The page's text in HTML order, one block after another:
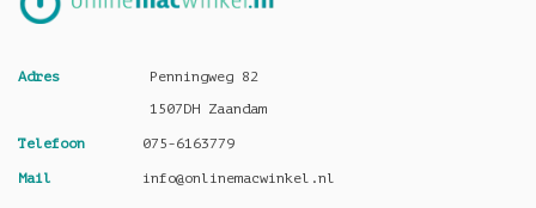
Adres
Penningweg 82
1507DH Zaandam
Telefoon 075-6163779
Mail info@onlinemacwinkel.nl